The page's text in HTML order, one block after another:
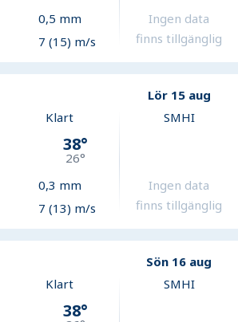
0,5 mm
7 (15) m/s
Ingen data
finns tillgänglig
Lör 15 aug
Klart
38°
26°
0,3 mm
7 (13) m/s
SMHI
Ingen data
finns tillgänglig
Sön 16 aug
Klart
38°
SMHI